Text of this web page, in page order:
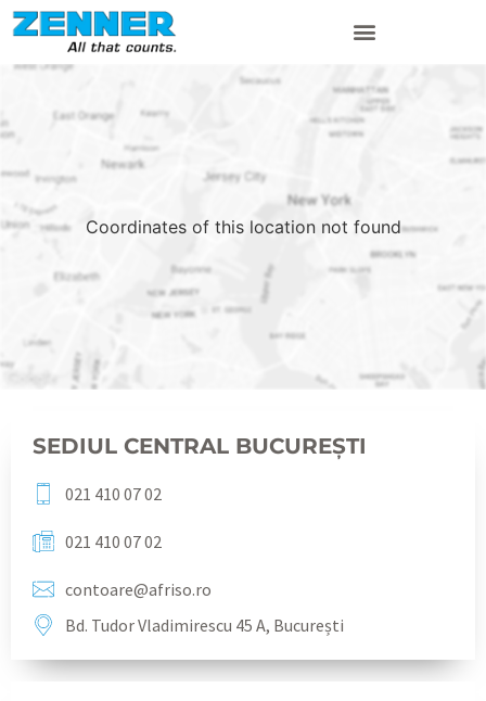
Coordinates of this location not found
SEDIUL CENTRAL BUCUREȘTI
021 410 07 02
021 410 07 02
contoare@afriso.ro
Bd. Tudor Vladimirescu 45 A, București